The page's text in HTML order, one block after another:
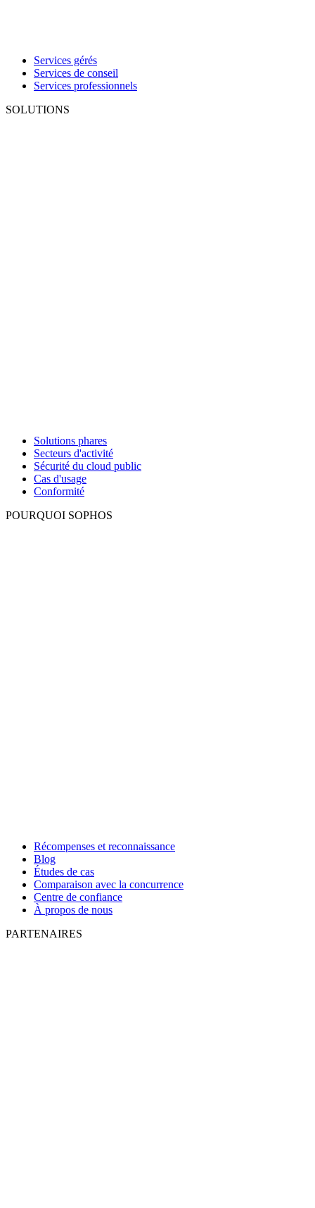
Services gérés
Services de conseil
Services professionnels
SOLUTIONS
Solutions phares
Secteurs d'activité
Sécurité du cloud public
Cas d'usage
Conformité
POURQUOI SOPHOS
Récompenses et reconnaissance
Blog
Études de cas
Comparaison avec la concurrence
Centre de confiance
À propos de nous
PARTENAIRES